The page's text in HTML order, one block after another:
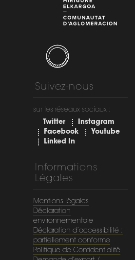
Suivez-nous
sur les réseaux sociaux :
Twitter
Instagram
Facebook
Youtube
Linked In
Informations
Légales
Mentions légales
Déclaration
environnementale
Déclaration d’accessibilité :
partiellement conforme
Politique de Confidentialité